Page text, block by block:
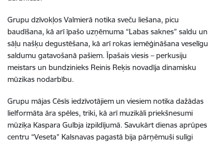
Grupu dzīvokļos Valmierā notika sveču liešana, picu
baudīšana, kā arī īpašo uzņēmuma “Labas saknes” saldu un
sāļu našķu degustēšana, kā arī rokas iemēģināšana veselīgu
saldumu gatavošanā pašiem. Īpašais viesis – perkusiju
meistars un bundzinieks Reinis Reķis novadīja dinamisku
mūzikas nodarbību.
Grupu mājas Cēsīs iedzīvotājiem un viesiem notika dažādas
lielformāta āra spēles, triki, kā arī muzikāli priekšnesumi
mūziķa Kaspara Gulbja izpildījumā. Savukārt dienas aprūpes
centru “Veseta” Kalsnavas pagastā bija pārņēmuši sulīgi